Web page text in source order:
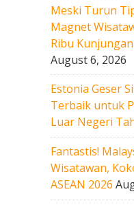
Meski Turun
Magnet
Ribu
August 6, 2026
Estonia Geser
Terbaik untuk
Luar Negeri
Fantastis!
Wisatawan,
ASEAN 2026